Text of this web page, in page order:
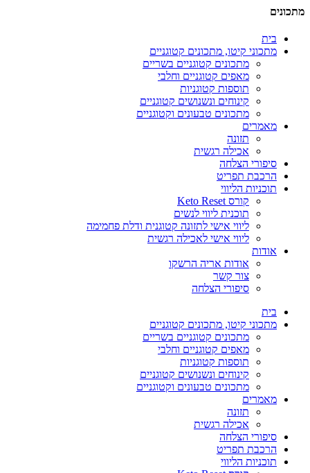
מתכונים
בית
מתכוני קיטו, מתכונים קטוגניים
מתכונים קטוגניים בשריים
מאפים קטוגניים וחלבי
תוספות קטוגניות
קינוחים ונשנושים קטוגניים
מתכונים טבעונים וקטוגניים
מאמרים
תזונה
אכילה רגשית
סיפורי הצלחה
הרכבת תפריט
תוכניות הליווי
קורס Keto Reset
תוכנית ליווי לנשים
ליווי אישי לתזונה קטוגנית ודלת פחמימה
ליווי אישי לאכילה רגשית
אודות
אודות אריה הרשקו
צור קשר
סיפורי הצלחה
בית
מתכוני קיטו, מתכונים קטוגניים
מתכונים קטוגניים בשריים
מאפים קטוגניים וחלבי
תוספות קטוגניות
קינוחים ונשנושים קטוגניים
מתכונים טבעונים וקטוגניים
מאמרים
תזונה
אכילה רגשית
סיפורי הצלחה
הרכבת תפריט
תוכניות הליווי